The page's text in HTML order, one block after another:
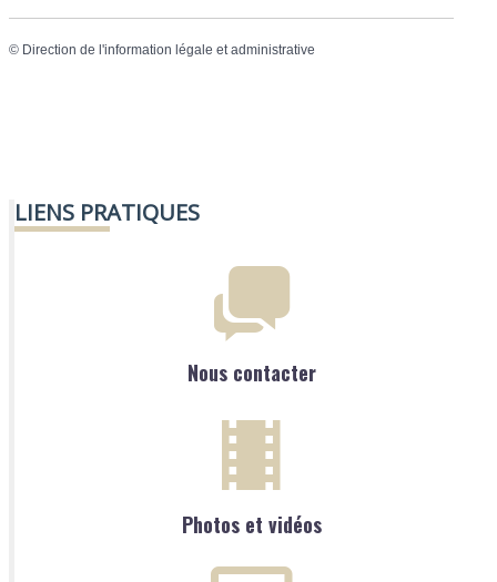
© Direction de l'information légale et administrative
LIENS PRATIQUES
Nous contacter
Photos et vidéos